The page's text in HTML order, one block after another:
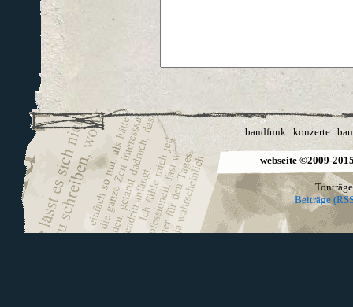
bandfunk. konzerte.
webseite ©2009-
Beiträge